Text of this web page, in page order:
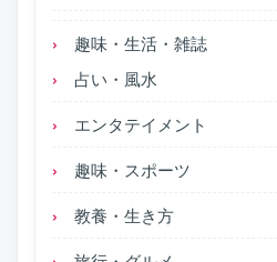
趣味・生活・雑誌
占い・風水
エンタテイメント
趣味・スポーツ
教養・生き方